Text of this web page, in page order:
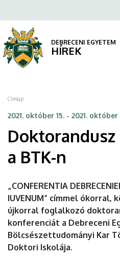
konferencia
a
BTK-
n
DEBRECENI
EGYETEM
a
tartalomra
DEBRECENI EGYETEM
HÍREK
Morzsa
Címlap
2021. október 15. - 2021. október
a BTK-n
„CONFERENTIA
IUVENUM” címmel ókorral,
újkorral foglalkozó
konferenciát a Debreceni
Bölcsészettudományi Kar
Doktori Iskolája.